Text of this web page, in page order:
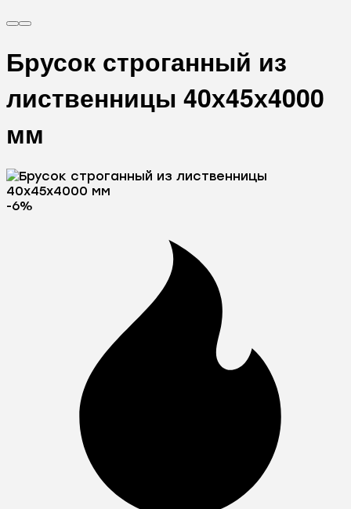
Брусок строганный из
лиственницы 40х45х4000
мм
-6%